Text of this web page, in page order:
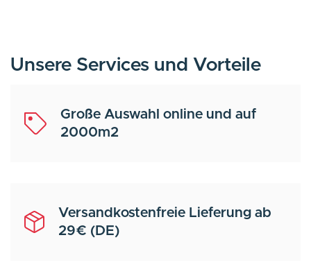
Unsere Services und Vorteile
Große Auswahl online und auf
2000m2
Versandkostenfreie Lieferung ab
29€ (DE)